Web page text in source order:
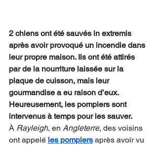
2 chiens ont été sauvés in extremis
après avoir provoqué un incendie dans
leur propre maison. Ils ont été attirés
par de la nourriture laissée sur la
plaque de cuisson, mais leur
gourmandise a eu raison d’eux.
Heureusement, les pompiers sont
intervenus à temps pour les sauver.
À Rayleigh, en Angleterre, des voisins
ont appelé les pompiers après avoir vu